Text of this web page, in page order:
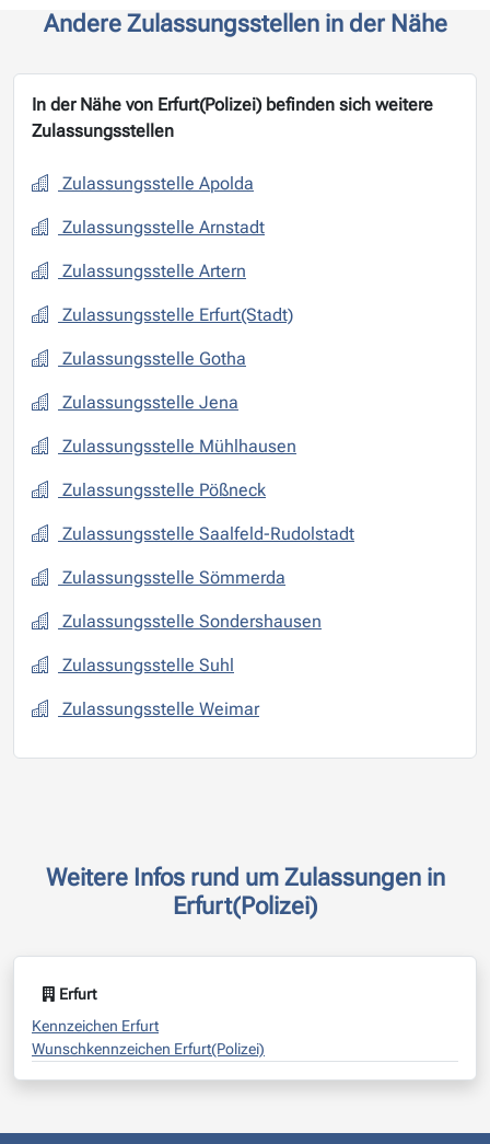
Andere Zulassungsstellen in der Nähe
In der Nähe von Erfurt(Polizei) befinden sich weitere
Zulassungsstellen
Zulassungsstelle Apolda
Zulassungsstelle Arnstadt
Zulassungsstelle Artern
Zulassungsstelle Erfurt(Stadt)
Zulassungsstelle Gotha
Zulassungsstelle Jena
Zulassungsstelle Mühlhausen
Zulassungsstelle Pößneck
Zulassungsstelle Saalfeld-Rudolstadt
Zulassungsstelle Sömmerda
Zulassungsstelle Sondershausen
Zulassungsstelle Suhl
Zulassungsstelle Weimar
Weitere Infos rund um Zulassungen in
Erfurt(Polizei)
Erfurt
Kennzeichen Erfurt
Wunschkennzeichen Erfurt(Polizei)